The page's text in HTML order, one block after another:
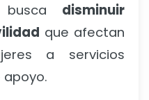
disminuir
que afectan
a servicios
apoyo.